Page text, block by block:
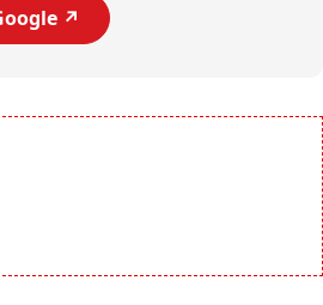
↗️
al sur de Japón, provocando una